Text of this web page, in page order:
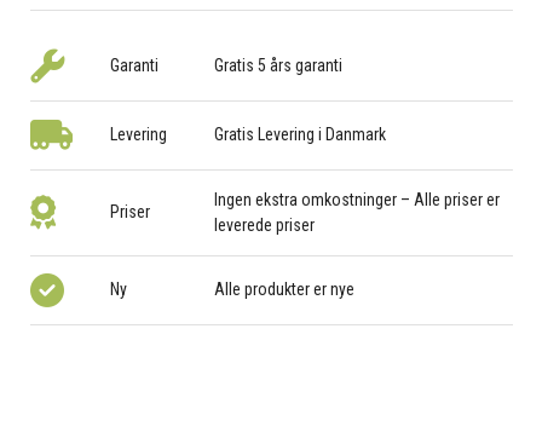
Garanti Gratis 5 års garanti
Levering Gratis Levering i Danmark
Priser
Ingen ekstra omkostninger – Alle priser er
leverede priser
Ny Alle produkter er nye